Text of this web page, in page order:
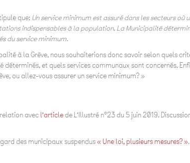
que: Un service minimum est assuré dans les secteurs où
indispensables à la population. La Municipalité
du service minimum.
à la Grève, nous souhaiterions donc savoir selon quels
et quels services communaux sont concernés.
ou allez-vous assurer un service minimum? »
avec l’articlede L’Illustré n°23 du 5 juin 2019.
des municipaux suspendus« Une loi, plusieurs mesures? ».